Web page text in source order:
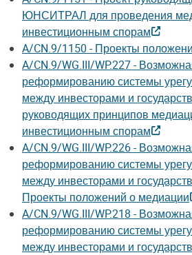
ЮНСИТРАЛ для проведения
инвестиционным спорам
A/CN.9/1150 - Проекты
A/CN.9/WG.III/WP.227 -
реформированию системы
между инвесторами и
руководящих принципов
инвестиционным спорам
A/CN.9/WG.III/WP.226 -
реформированию системы
между инвесторами и
Проекты положений о медиации
A/CN.9/WG.III/WP.218 ­-
реформированию системы
между инвесторами и